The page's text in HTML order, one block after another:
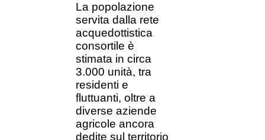
La popolazione
servita dalla rete
acquedottistica
consortile è
stimata in circa
3.000 unità, tra
residenti e
fluttuanti, oltre a
diverse aziende
agricole ancora
dedite sul territorio